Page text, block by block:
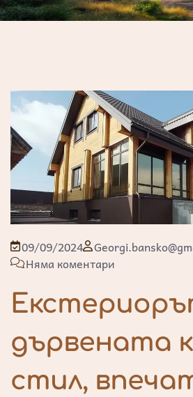
09/09/2024
Няма коментари
дървената
стил,